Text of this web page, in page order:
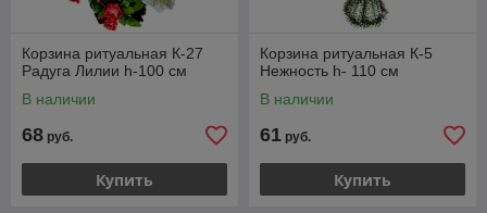
Корзина ритуальная К-27
Радуга Лилии h-100 см
В наличии
68 руб.
Купить
Корзина ритуальная К-5
Нежность h- 110 см
В наличии
61 руб.
Купить